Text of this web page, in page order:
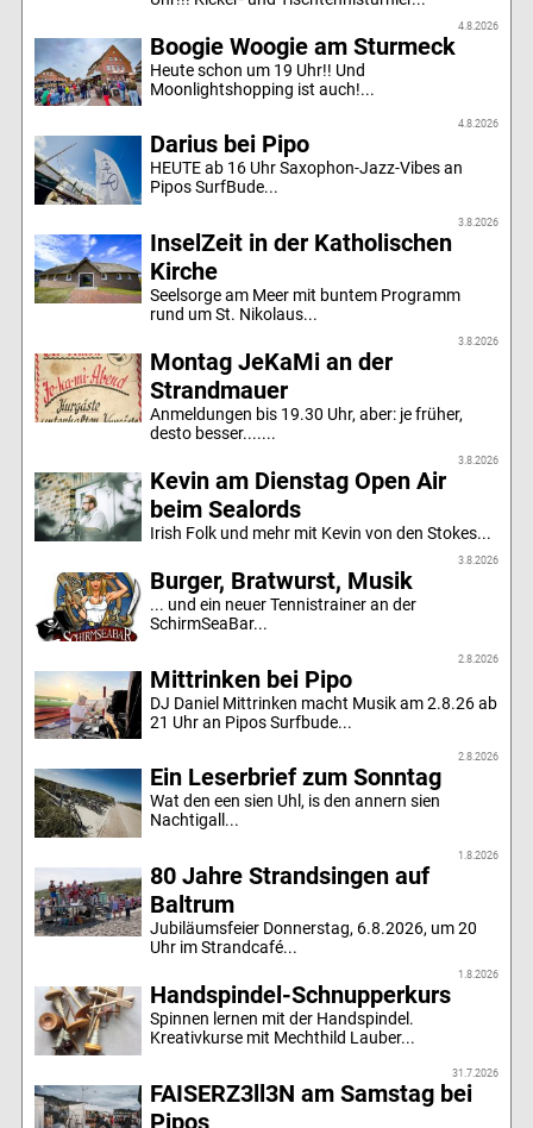
4.8.2026
Boogie Woogie am Sturmeck
Heute schon um 19 Uhr!! Und
Moonlightshopping ist auch!...
4.8.2026
Darius bei Pipo
HEUTE ab 16 Uhr Saxophon-Jazz-Vibes an
Pipos SurfBude...
3.8.2026
InselZeit in der Katholischen
Kirche
Seelsorge am Meer mit buntem Programm
rund um St. Nikolaus...
3.8.2026
Montag JeKaMi an der
Strandmauer
Anmeldungen bis 19.30 Uhr, aber: je früher,
desto besser.......
3.8.2026
Kevin am Dienstag Open Air
beim Sealords
Irish Folk und mehr mit Kevin von den Stokes...
3.8.2026
Burger, Bratwurst, Musik
... und ein neuer Tennistrainer an der
SchirmSeaBar...
2.8.2026
Mittrinken bei Pipo
DJ Daniel Mittrinken macht Musik am 2.8.26 ab
21 Uhr an Pipos Surfbude...
2.8.2026
Ein Leserbrief zum Sonntag
Wat den een sien Uhl, is den annern sien
Nachtigall...
1.8.2026
80 Jahre Strandsingen auf
Baltrum
Jubiläumsfeier Donnerstag, 6.8.2026, um 20
Uhr im Strandcafé...
1.8.2026
Handspindel-Schnupperkurs
Spinnen lernen mit der Handspindel.
Kreativkurse mit Mechthild Lauber...
31.7.2026
FAISERZ3ll3N am Samstag bei
Pipos